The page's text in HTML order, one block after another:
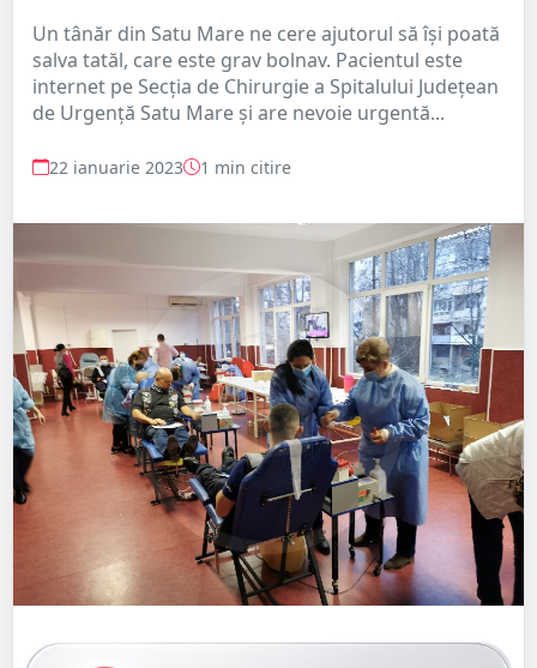
Un tânăr din Satu Mare ne cere ajutorul să își poată
salva tatăl, care este grav bolnav. Pacientul este
internet pe Secția de Chirurgie a Spitalului Județean
de Urgență Satu Mare și are nevoie urgentă...
22 ianuarie 2023 1 min citire